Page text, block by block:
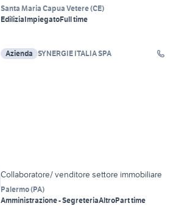
Santa Maria Capua Vetere(CE)
EdiliziaImpiegatoFull time
Azienda SYNERGIE ITALIA SPA
Collaboratore/ venditore settore immobiliare
Palermo(PA)
Amministrazione - SegreteriaAltroPart time